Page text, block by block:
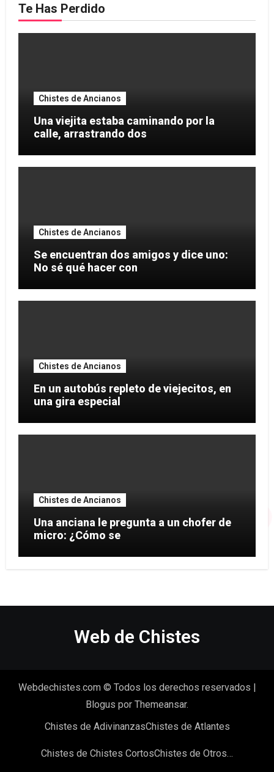
Te Has Perdido
Chistes de Ancianos
Una viejita estaba caminando por la
calle, arrastrando dos
Chistes de Ancianos
Se encuentran dos amigos y dice uno:
No sé qué hacer con
Chistes de Ancianos
En un autobús repleto de viejecitos, en
una gira especial
Chistes de Ancianos
Una anciana le pregunta a un chofer de
micro: ¿Cómo se
Web de Chistes
Webdechistes.com © Todos los derechos reservados
Blogus por Themeansar.
Chistes de AdivinanzasChistes de Atlantes
Chistes de Chistes CortosChistes de Otros…